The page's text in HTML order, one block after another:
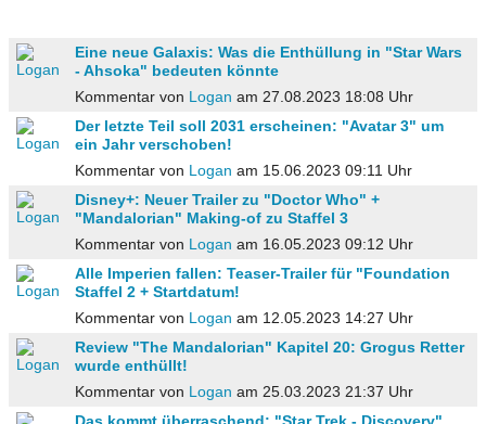
Eine neue Galaxis: Was die Enthüllung in "Star Wars
- Ahsoka" bedeuten könnte
Kommentar von Logan am 27.08.2023 18:08 Uhr
Der letzte Teil soll 2031 erscheinen: "Avatar 3" um
ein Jahr verschoben!
Kommentar von Logan am 15.06.2023 09:11 Uhr
Disney+: Neuer Trailer zu "Doctor Who" +
"Mandalorian" Making-of zu Staffel 3
Kommentar von Logan am 16.05.2023 09:12 Uhr
Alle Imperien fallen: Teaser-Trailer für "Foundation
Staffel 2 + Startdatum!
Kommentar von Logan am 12.05.2023 14:27 Uhr
Review "The Mandalorian" Kapitel 20: Grogus Retter
wurde enthüllt!
Kommentar von Logan am 25.03.2023 21:37 Uhr